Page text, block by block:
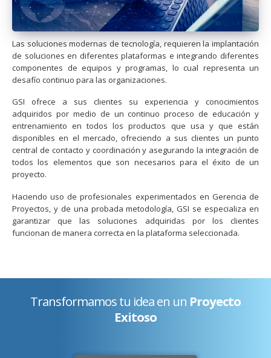
Las soluciones modernas de tecnología, requieren la implantación
de soluciones en diferentes plataformas e integrando diferentes
componentes de equipos y programas, lo cual representa un
desafío continuo para las organizaciones.
GSI ofrece a sus clientes su experiencia y conocimientos
adquiridos por medio de un continuo proceso de educación y
entrenamiento en todos los productos que usa y que están
disponibles en el mercado, ofreciendo a sus clientes un punto
central de contacto y coordinación y asegurando la integración de
todos los elementos que son necesarios para el éxito de un
proyecto.
Haciendo uso de profesionales experimentados en Gerencia de
Proyectos, y de una probada metodología, GSI se especializa en
garantizar que las soluciones adquiridas por los clientes
funcionan de manera correcta en la plataforma seleccionada.
Transformamos tu idea en un Proyecto
Exitoso